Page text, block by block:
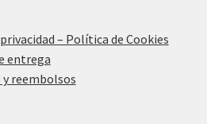
– Política de Cookies
entrega
reembolsos